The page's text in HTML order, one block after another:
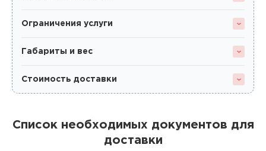
Ограничения услуги
Габариты и вес
Стоимость доставки
Список необходимых документов для
доставки